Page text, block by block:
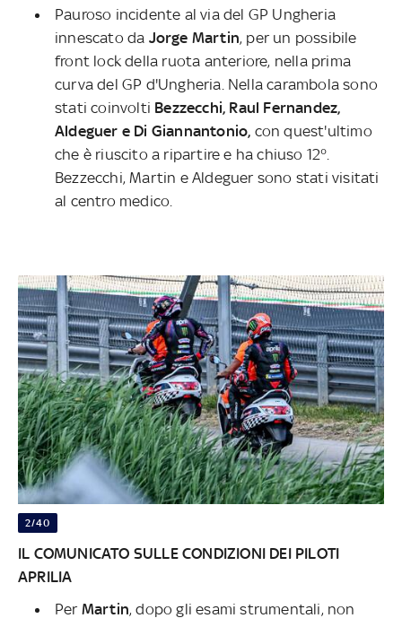
Pauroso incidente al via del GP Ungheria
innescato da Jorge Martin, per un possibile
front lock della ruota anteriore, nella prima
curva del GP d'Ungheria. Nella carambola sono
stati coinvolti Bezzecchi, Raul Fernandez,
Aldeguer e Di Giannantonio, con quest'ultimo
che è riuscito a ripartire e ha chiuso 12°.
Bezzecchi, Martin e Aldeguer sono stati visitati
al centro medico.
2/40
IL COMUNICATO SULLE CONDIZIONI DEI PILOTI
APRILIA
Per Martin, dopo gli esami strumentali, non